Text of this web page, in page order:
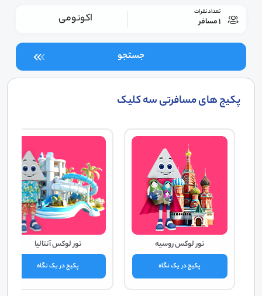
تعداد نفرات
1 مسافر اکونومی
جستجو
پکیج های مسافرتی سه کلیک
تور لوکس روسیه
پکیج در یک نگاه
تور لوکس آنتالیا
پکیج در یک نگاه